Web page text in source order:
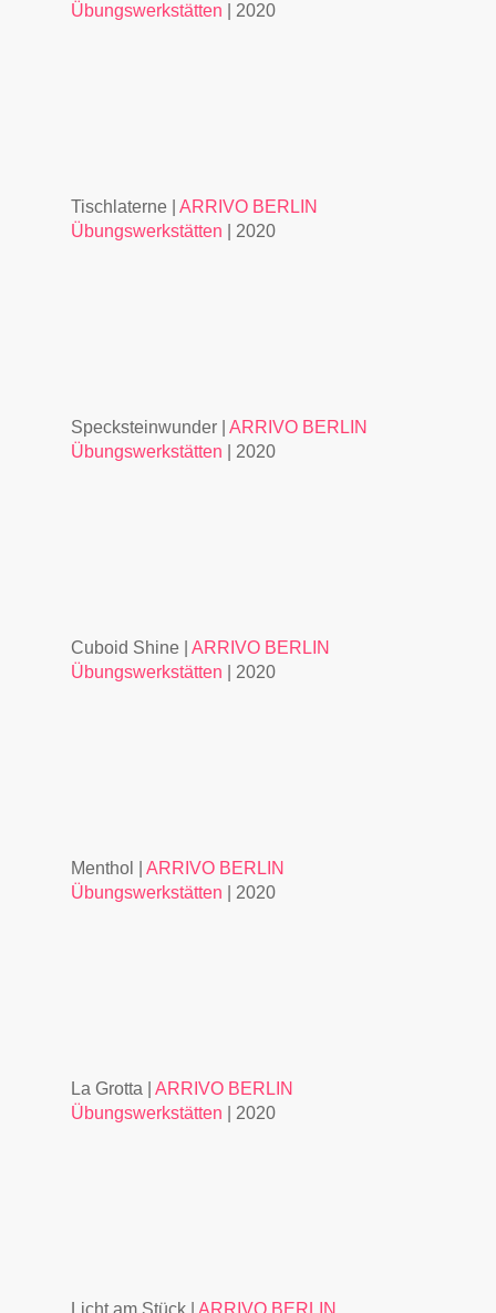
Übungswerkstätten | 2020
Tischlaterne |ARRIVO BERLIN
Übungswerkstätten | 2020
Specksteinwunder |ARRIVO BERLIN
Übungswerkstätten | 2020
Cuboid Shine |ARRIVO BERLIN
Übungswerkstätten | 2020
Menthol |ARRIVO BERLIN
Übungswerkstätten | 2020
La Grotta |ARRIVO BERLIN
Übungswerkstätten | 2020
Licht am Stück | ARRIVO BERLIN